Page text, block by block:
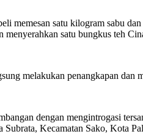
memesan satu kilogram sabu
satu bungkus teh
melakukan penangkapan dan
dengan mengintrogasi
Subrata, Kecamatan Sako, Kota